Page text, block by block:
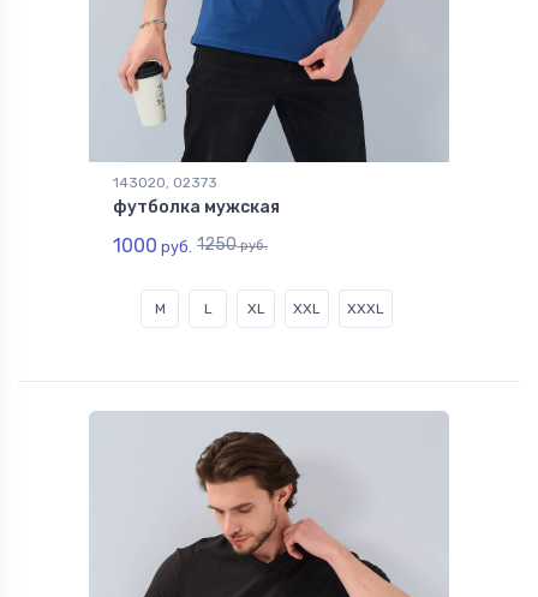
143020, 02373
футболка мужская
1000 руб. 1250руб.
M L XL XXL XXXL